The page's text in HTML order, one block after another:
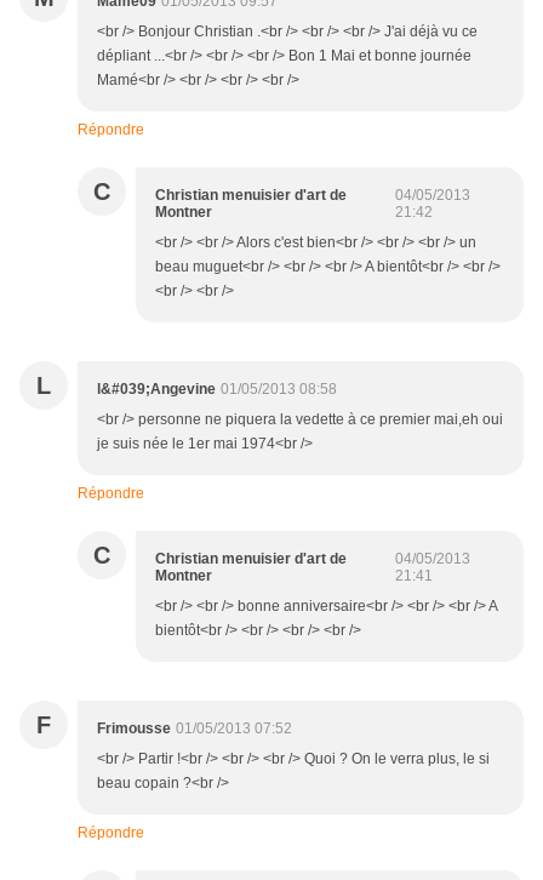
<br /> Bonjour Christian .<br /> <br /> <br /> J'ai déjà vu ce
dépliant ...<br /> <br /> <br /> Bon 1 Mai et bonne journée
Mamé<br /> <br /> <br /> <br />
Répondre
C
Christian menuisier d'art de
Montner
04/05/2013
21:42
<br /> <br /> Alors c'est bien<br /> <br /> <br /> un
beau muguet<br /> <br /> <br /> A bientôt<br /> <br />
<br /> <br />
L l&#039;Angevine 01/05/2013 08:58
<br /> personne ne piquera la vedette à ce premier mai,eh oui
je suis née le 1er mai 1974<br />
Répondre
C
Christian menuisier d'art de
Montner
04/05/2013
21:41
<br /> <br /> bonne anniversaire<br /> <br /> <br /> A
bientôt<br /> <br /> <br /> <br />
F Frimousse 01/05/2013 07:52
<br /> Partir !<br /> <br /> <br /> Quoi ? On le verra plus, le si
beau copain ?<br />
Répondre